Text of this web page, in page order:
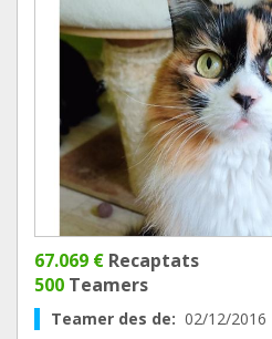
67.069 € Recaptats
500 Teamers
Teamer des de: 02/12/2016